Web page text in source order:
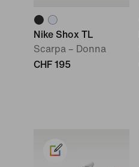
Nike Shox TL
Scarpa – Donna
CHF 195